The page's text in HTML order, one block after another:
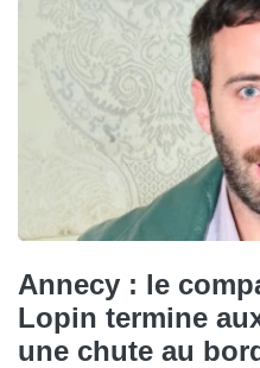
Annecy : le
Lopin termine
une chute au